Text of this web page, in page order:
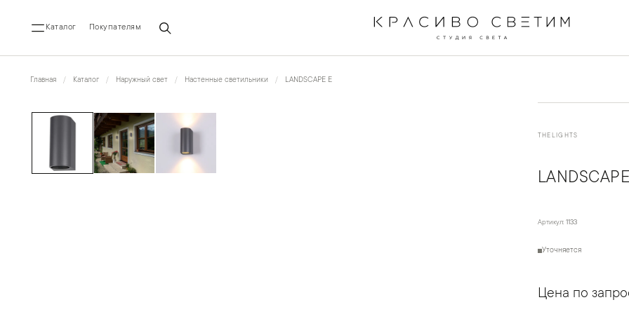
Каталог Покупателям
Главная Каталог Наружный свет Настенные светильники LANDSCAPE E
THELIGHTS
Артикул: 1133
Уточняется
Цена по